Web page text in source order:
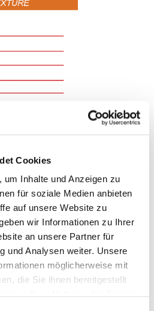
Cookies
Inhalte und Anzeigen zu
für soziale Medien anbieten
auf unsere Website zu
wir Informationen zu Ihrer
an unsere Partner für
und Analysen weiter. Unsere
möglicherweise mit
die Sie ihnen bereitgestellt